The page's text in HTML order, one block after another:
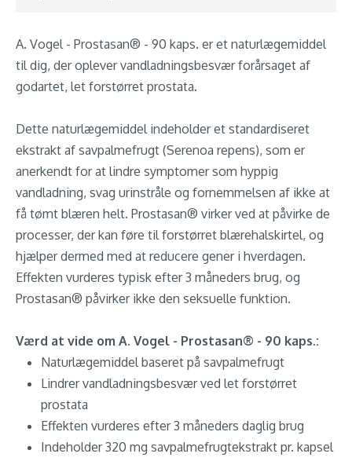
A. Vogel - Prostasan® - 90 kaps. er et naturlægemiddel
til dig, der oplever vandladningsbesvær forårsaget af
godartet, let forstørret prostata.
Dette naturlægemiddel indeholder et standardiseret
ekstrakt af savpalmefrugt (Serenoa repens), som er
anerkendt for at lindre symptomer som hyppig
vandladning, svag urinstråle og fornemmelsen af ikke at
få tømt blæren helt. Prostasan® virker ved at påvirke de
processer, der kan føre til forstørret blærehalskirtel, og
hjælper dermed med at reducere gener i hverdagen.
Effekten vurderes typisk efter 3 måneders brug, og
Prostasan® påvirker ikke den seksuelle funktion.
Værd at vide om A. Vogel - Prostasan® - 90 kaps.:
Naturlægemiddel baseret på savpalmefrugt
Lindrer vandladningsbesvær ved let forstørret
prostata
Effekten vurderes efter 3 måneders daglig brug
Indeholder 320 mg savpalmefrugtekstrakt pr. kapsel